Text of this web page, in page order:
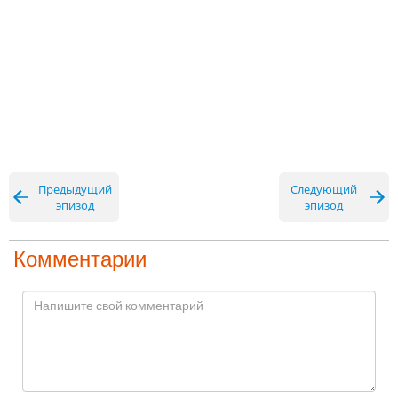
Предыдущий
эпизод
Следующий
эпизод
Комментарии